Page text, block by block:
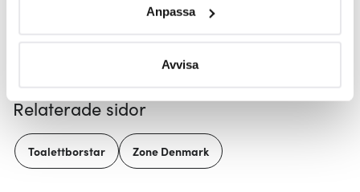
Ta reda på mer om hur dina personliga uppgifter
Du kan ändra eller dra tillbaka ditt samtycke när som
Vi använder cookies för att innehållet och annonserna
ska anpassas efter det som vi tror att du tycker om. Det
gör också att vi kan analysera vår trafik och göra
Anpassa
Avvisa
Låt dig inspireras av våra kunder
Relaterade sidor
Toalettborstar Zone Denmark